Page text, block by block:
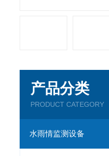
产品分类
PRODUCT CATEGORY
水雨情监测设备